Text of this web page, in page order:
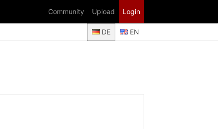
Login
Upload
Community
DE EN